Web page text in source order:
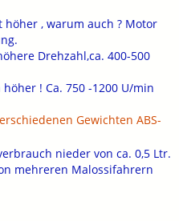
, warum auch ? Motor
Drehzahl,ca. 400-500
! Ca. 750 -1200 U/min
Gewichten ABS-
nieder von ca. 0,5 Ltr.
mehreren Malossifahrern